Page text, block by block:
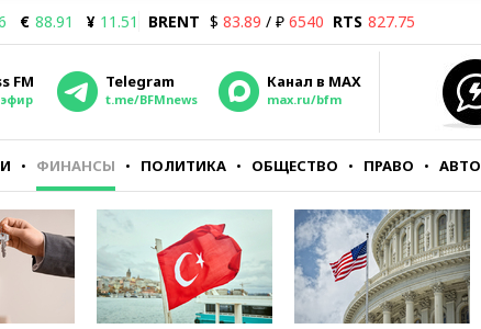
€ 88.91 ¥ 11.51 BRENT $ 83.89 / ₽ 6540 RTS 827.75
FM Telegram
t.me/BFMnews
Канал в MAX
max.ru/bfm
ФИНАНСЫ ПОЛИТИКА ОБЩЕСТВО ПРАВО АВТО